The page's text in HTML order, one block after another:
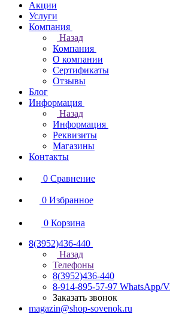
Акции
Услуги
Компания
Назад
Компания
О компании
Сертификаты
Отзывы
Блог
Информация
Назад
Информация
Реквизиты
Магазины
Контакты
0 Сравнение
0 Избранное
0 Корзина
8(3952)436-440
Назад
Телефоны
8(3952)436-440
8-914-895-57-97 WhatsApp/
Заказать звонок
magazin@shop-sovenok.ru